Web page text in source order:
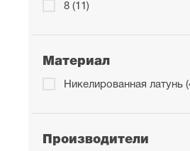
8 (11)
Материал
Никелированная латунь
Производители